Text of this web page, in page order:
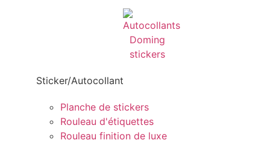
Sticker/Autocollant
Planche de stickers
Rouleau d'étiquettes
Rouleau finition de luxe